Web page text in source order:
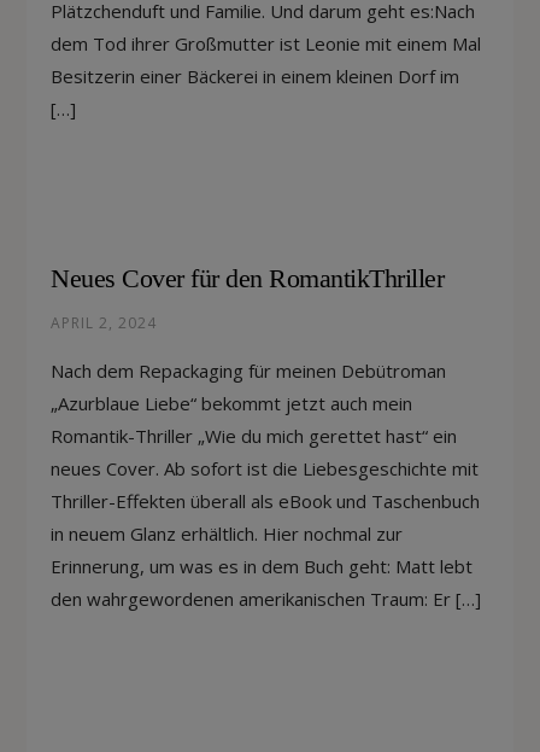
Plätzchenduft und Familie. Und darum geht es:Nach
dem Tod ihrer Großmutter ist Leonie mit einem Mal
Besitzerin einer Bäckerei in einem kleinen Dorf im
[…]
Neues Cover für den RomantikThriller
APRIL 2, 2024
Nach dem Repackaging für meinen Debütroman
„Azurblaue Liebe“ bekommt jetzt auch mein
Romantik-Thriller „Wie du mich gerettet hast“ ein
neues Cover. Ab sofort ist die Liebesgeschichte mit
Thriller-Effekten überall als eBook und Taschenbuch
in neuem Glanz erhältlich. Hier nochmal zur
Erinnerung, um was es in dem Buch geht: Matt lebt
den wahrgewordenen amerikanischen Traum: Er […]